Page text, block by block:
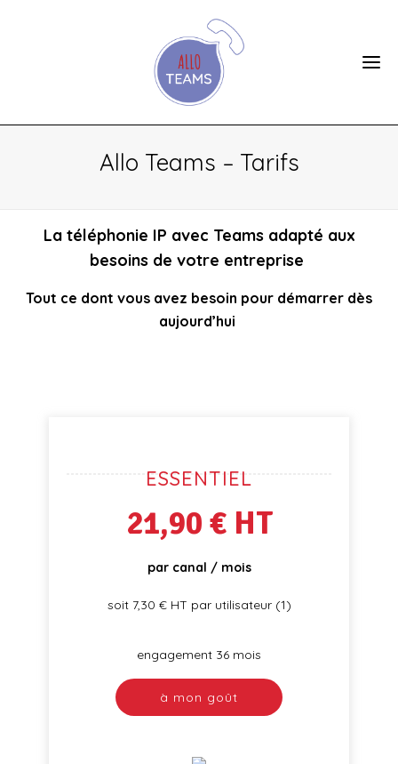
Allo Teams – Tarifs
La téléphonie IP avec Teams adapté aux
besoins de votre entreprise
Tout ce dont vous avez besoin pour démarrer dès
aujourd’hui
ESSENTIEL
21,90 € HT
par canal / mois
soit 7,30 € HT par utilisateur (1)
engagement 36 mois
à mon goût